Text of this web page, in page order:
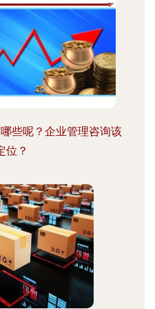
些呢？企业管理咨询该
位？